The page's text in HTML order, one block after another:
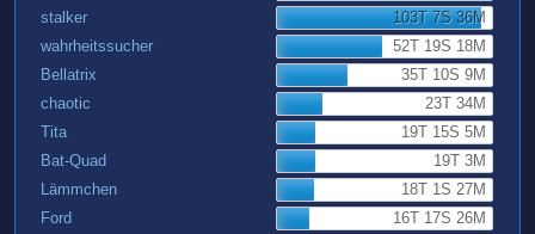
stalker
103T 7S 36M
wahrheitssucher
52T 19S 18M
Bellatrix
35T 10S 9M
chaotic
23T 34M
Tita
19T 15S 5M
Bat-Quad
19T 3M
Lämmchen
18T 1S 27M
Ford
16T 17S 26M